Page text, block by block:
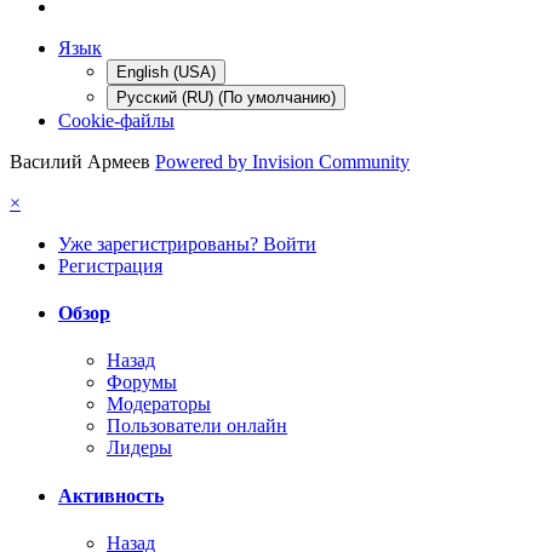
Язык
English (USA)
Русский (RU) (По умолчанию)
Cookie-файлы
Василий Армеев Powered by Invision Community
×
Уже зарегистрированы? Войти
Регистрация
Обзор
Назад
Форумы
Модераторы
Пользователи онлайн
Лидеры
Активность
Назад